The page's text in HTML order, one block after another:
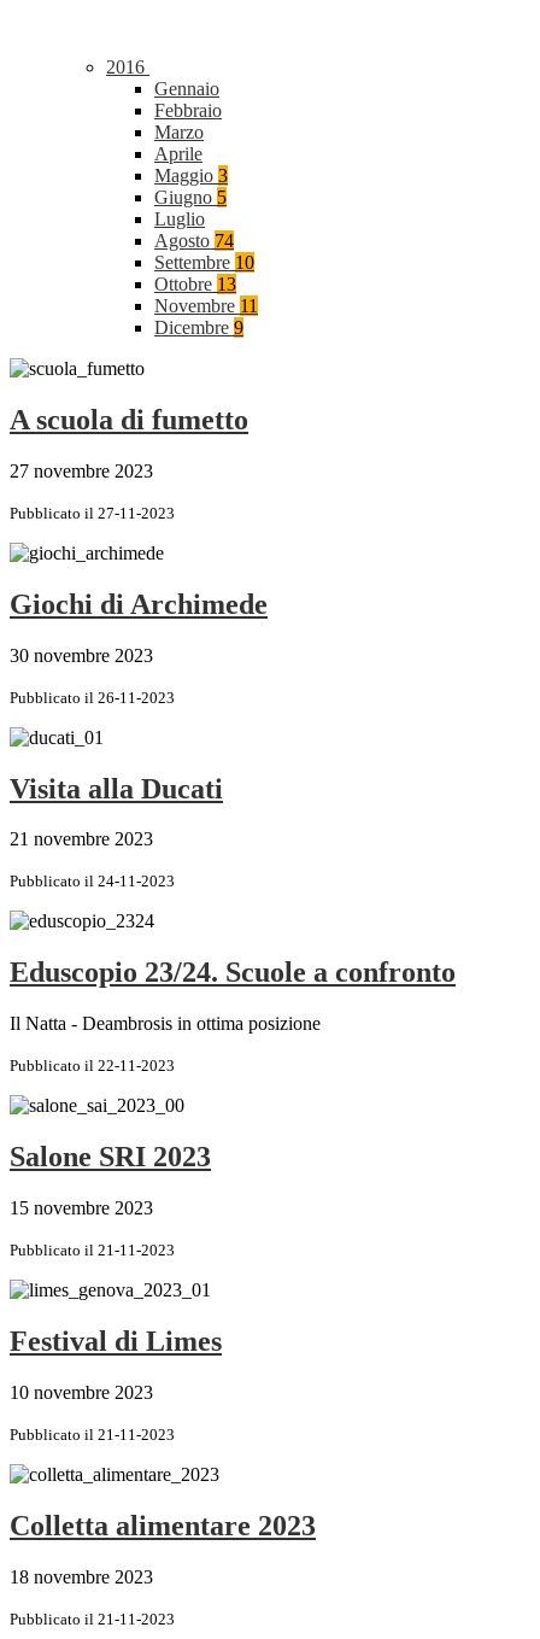
2016
Gennaio
Febbraio
Marzo
Aprile
Maggio 3
Giugno 5
Luglio
Agosto 74
Settembre 10
Ottobre 13
Novembre 11
Dicembre 9
A scuola di fumetto
27 novembre 2023
Pubblicato il 27-11-2023
Giochi di Archimede
30 novembre 2023
Pubblicato il 26-11-2023
Visita alla Ducati
21 novembre 2023
Pubblicato il 24-11-2023
Eduscopio 23/24. Scuole a confronto
Il Natta - Deambrosis in ottima posizione
Pubblicato il 22-11-2023
Salone SRI 2023
15 novembre 2023
Pubblicato il 21-11-2023
Festival di Limes
10 novembre 2023
Pubblicato il 21-11-2023
Colletta alimentare 2023
18 novembre 2023
Pubblicato il 21-11-2023